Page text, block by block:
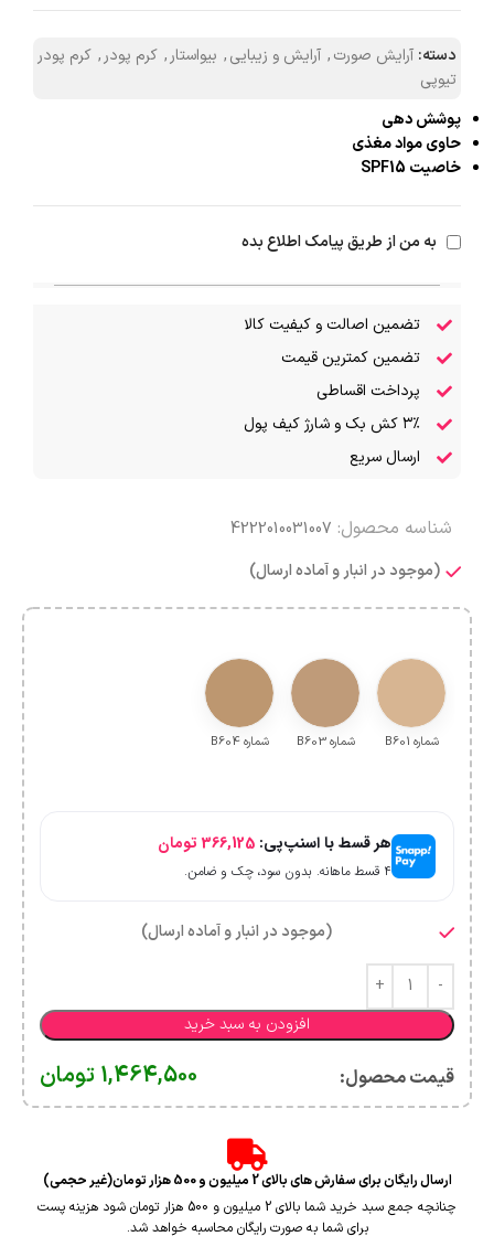
دسته: آرایش صورت, آرایش و زیبایی, بیواستار , کرم پودر , کرم پودر
تیوپی
پوشش دهی
حاوی مواد مغذی
خاصیت SPF15
به من از طریق پیامک اطلاع بده
تضمین اصالت و کیفیت کالا
تضمین کمترین قیمت
پرداخت اقساطی
۳٪ کش بک و شارژ کیف پول
ارسال سریع
شناسه محصول: 4222010031007
(موجود در انبار و آماده ارسال)
شماره B601 شماره B603 شماره B604
هر قسط با اسنپ‌پی: 366,125 تومان
۴ قسط ماهانه. بدون سود، چک و ضامن.
(موجود در انبار و آماده ارسال)
افزودن به سبد خرید
قیمت محصول:​ 1,464,500 تومان
ارسال رایگان برای سفارش های بالای 2 میلیون و 500 هزار تومان(غیر حجمی)
چنانچه جمع سبد خرید شما بالای 2 میلیون و 500 هزار تومان شود هزینه پست
برای شما به صورت رایگان محاسبه خواهد شد.